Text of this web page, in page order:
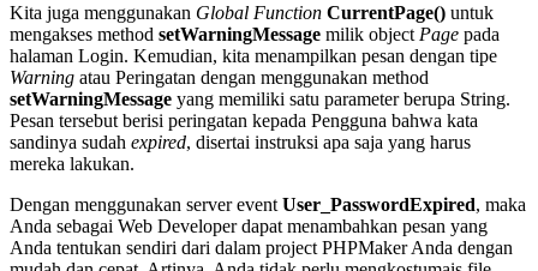
Kita juga menggunakan Global Function CurrentPage() untuk
mengakses method setWarningMessage milik object Page pada
halaman Login. Kemudian, kita menampilkan pesan dengan tipe
Warning atau Peringatan dengan menggunakan method
setWarningMessage yang memiliki satu parameter berupa String.
Pesan tersebut berisi peringatan kepada Pengguna bahwa kata
sandinya sudah expired, disertai instruksi apa saja yang harus
mereka lakukan.
Dengan menggunakan server event User_PasswordExpired, maka
Anda sebagai Web Developer dapat menambahkan pesan yang
Anda tentukan sendiri dari dalam project PHPMaker Anda dengan